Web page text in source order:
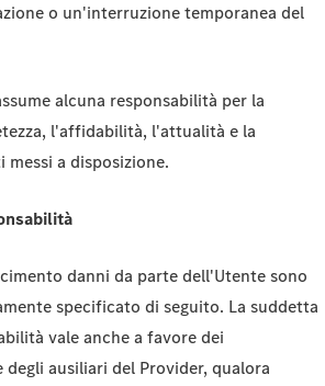
o un'interruzione temporanea del
alcuna responsabilità per la
l'affidabilità, l'attualità e la
a disposizione.
danni da parte dell'Utente sono
specificato di seguito. La suddetta
vale anche a favore dei
ausiliari del Provider, qualora